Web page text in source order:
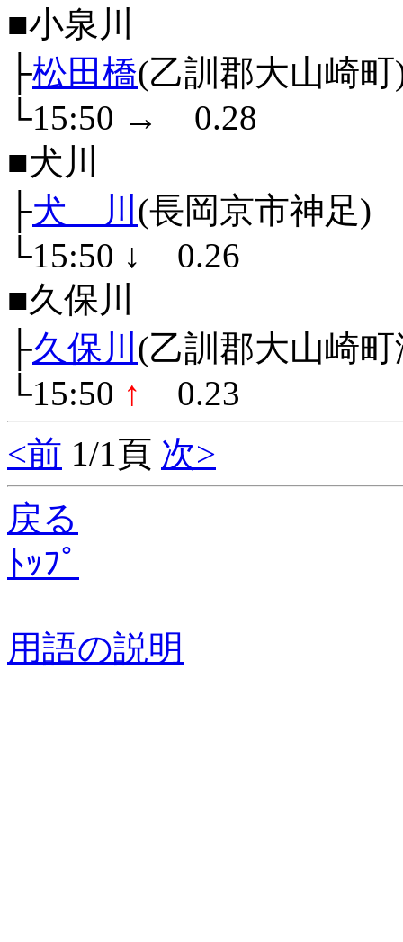
■小泉川
├松田橋(乙訓郡大山崎町
└15:50 →
0.28
■犬川
├犬 川 (長岡京市神足)
└15:50 ↓
0.26
■久保川
├久保川 (乙訓郡大山崎
└15:50 ↑
0.23
<前 1/1頁 次>
戻る
ﾄｯﾌﾟ
用語の説明